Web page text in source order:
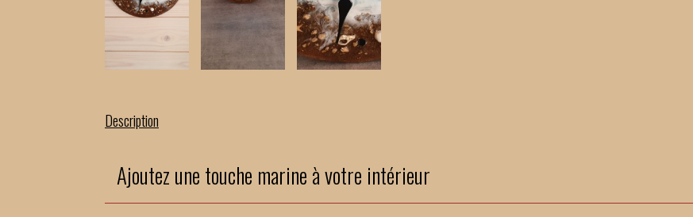
Description
Ajoutez une touche marine à votre intérieur